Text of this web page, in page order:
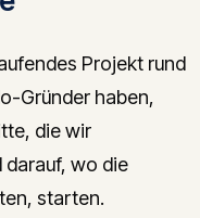
Projekt rund
Gründer haben,
die wir
wo die
starten.